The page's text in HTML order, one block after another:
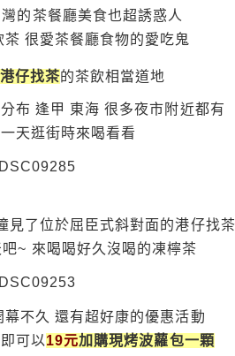
的茶餐廳美食也超誘惑人
很愛茶餐廳食物的愛吃鬼
港仔找茶的茶飲相當道地
布 逢甲 東海 很多夜市附近都有
天逛街時來喝看看
見了位於屈臣式斜對面的港仔找茶
~ 來喝喝好久沒喝的凍檸茶
不久 還有超好康的優惠活動
可以19元加購現烤波蘿包一顆